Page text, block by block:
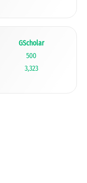
GScholar
500
3,323